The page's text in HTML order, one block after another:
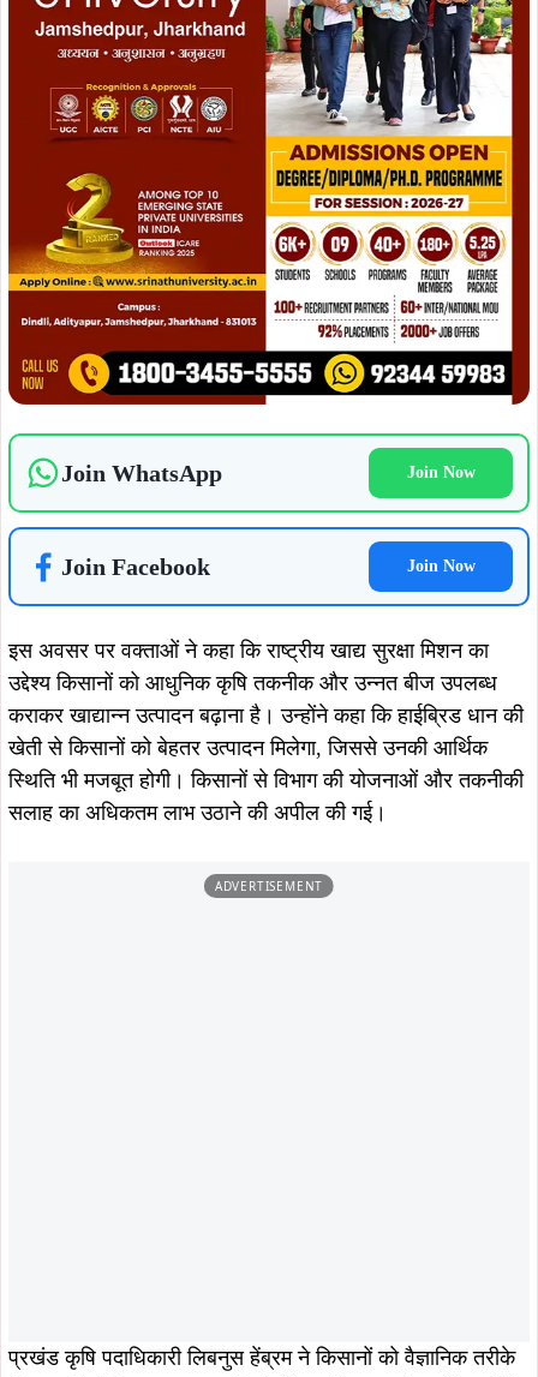
Join WhatsApp Join Now
Join Facebook Join Now
इस अवसर पर वक्ताओं ने कहा कि राष्ट्रीय खाद्य सुरक्षा मिशन का
उद्देश्य किसानों को आधुनिक कृषि तकनीक और उन्नत बीज उपलब्ध
कराकर खाद्यान्न उत्पादन बढ़ाना है। उन्होंने कहा कि हाईब्रिड धान की
खेती से किसानों को बेहतर उत्पादन मिलेगा, जिससे उनकी आर्थिक
स्थिति भी मजबूत होगी। किसानों से विभाग की योजनाओं और तकनीकी
सलाह का अधिकतम लाभ उठाने की अपील की गई।
ADVERTISEMENT
प्रखंड कृषि पदाधिकारी लिबनुस हेंब्रम ने किसानों को वैज्ञानिक तरीके